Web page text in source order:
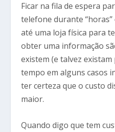
Ficar na fila de espera
telefone durante
até uma loja física para
obter uma informação
existem (e talvez
tempo em alguns casos
ter certeza que o custo
maior.
Quando digo que tem